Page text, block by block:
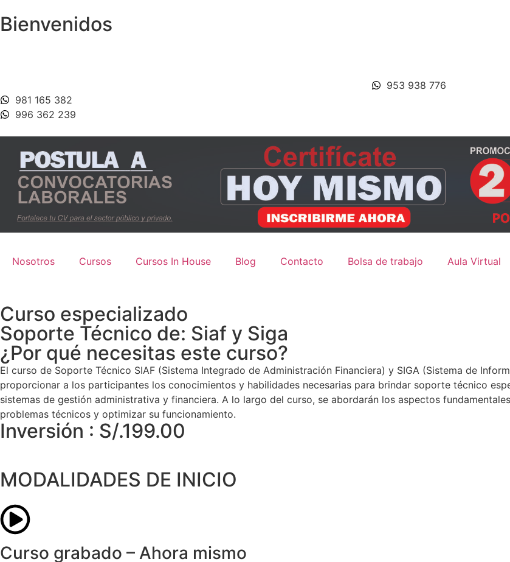
Bienvenidos
953 938 776
981 165 382
996 362 239
Nosotros Cursos Cursos In House Blog Contacto Bolsa de trabajo Aula Virtual
Curso especializado
Soporte Técnico de: Siaf y Siga
¿Por qué necesitas este curso?
El curso de Soporte Técnico SIAF (Sistema Integrado de Administración Financiera) y SIGA (Sistema de
proporcionar a los participantes los conocimientos y habilidades necesarias para brindar soporte técnico
sistemas de gestión administrativa y financiera. A lo largo del curso, se abordarán los aspectos
problemas técnicos y optimizar su funcionamiento.
Inversión : S/.199.00
MODALIDADES DE INICIO
Curso grabado – Ahora mismo